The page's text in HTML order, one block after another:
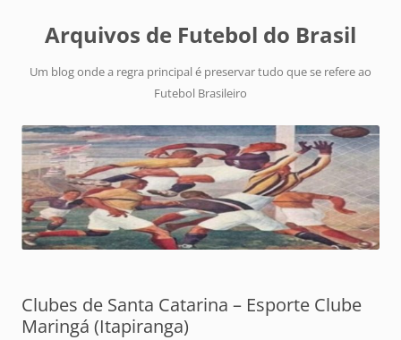
Arquivos de Futebol do Brasil
Um blog onde a regra principal é preservar tudo que se refere ao
Futebol Brasileiro
Clubes de Santa Catarina – Esporte Clube
Maringá (Itapiranga)